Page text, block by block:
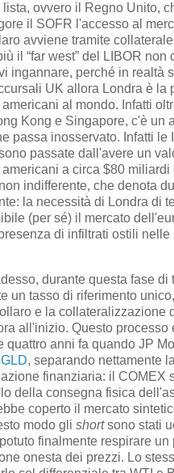
ovvero il Regno Unito,
il SOFR l'accesso al
avviene tramite
il “far west” del LIBOR non
ingannare, perché in realtà
UK allora Londra è la
al mondo. Infatti
Kong e Singapore, c'è un
passa inosservato. Infatti le
passate dall'avere un
a circa $80 miliardi
indifferente, che denota
la necessità di Londra di
(per sé) il mercato
di infiltrati ostili nelle
durante questa fase di
un tasso di riferimento
e la collateralizzazione
all'inizio. Questo processo
quattro anni fa quando JP
, separando nettamente
finanziaria: il COMEX
della consegna fisica
coperto il mercato
modo gli shortsono stati
finalmente respirare un
onesta dei prezzi. Lo